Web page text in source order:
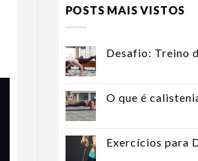
POSTS MAIS VISTOS
Desafio: Treino
O que é
Exercícios para